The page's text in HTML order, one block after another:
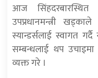
आज सिंहदरबारस्थित
उपप्रधानमन्त्री
स्यान्डर्सलाई स्वागत
सम्बन्धलाई थप उचाइमा
व्यक्त गरे ।